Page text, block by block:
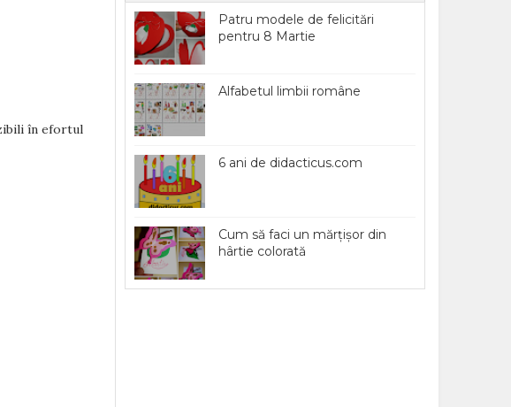
în efortul
Patru modele de felicitări
pentru 8 Martie
Alfabetul limbii române
6 ani de didacticus.com
Cum să faci un mărțișor din
hârtie colorată